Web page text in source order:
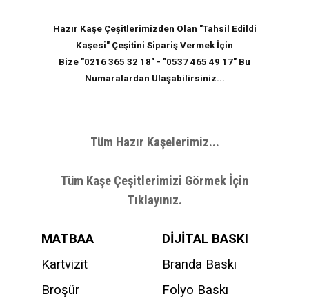
Hazır Kaşe Çeşitlerimizden Olan "Tahsil Edildi
Kaşesi" Çeşitini Sipariş Vermek İçin
Bize "0216 365 32 18" - "0537 465 49 17" Bu
Numaralardan Ulaşabilirsiniz...
Tüm Hazır Kaşelerimiz...
Tüm Kaşe Çeşitlerimizi Görmek İçin
Tıklayınız.
MATBAA
Kartvizit
Broşür
DİJİTAL BASKI
Branda Baskı
Folyo Baskı